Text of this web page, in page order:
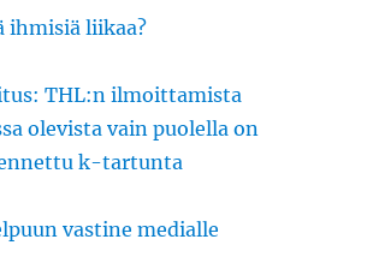
ihmisiä liikaa?
THL:n ilmoittamista
olevista vain puolella on
k-tartunta
vastine medialle